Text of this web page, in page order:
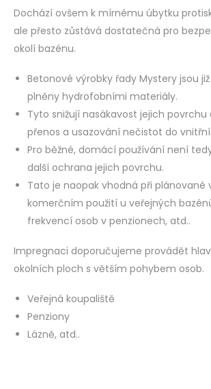
Dochází ovšem k mírnému úbytku
ale přesto zůstává dostatečná pro
okolí bazénu.
Betonové výrobky řady Mystery jsou
plněny hydrofobními materiály.
Tyto snižují nasákavost jejich povrchu
přenos a usazování nečistot do
Pro běžné, domácí používání není
další ochrana jejich povrchu.
Tato je naopak vhodná při plánované
komerčním použití u veřejných
frekvencí osob v penzionech, atd..
Impregnaci doporučujeme provádět
okolních ploch s větším pohybem osob.
Veřejná koupaliště
Penziony
Lázně, atd..